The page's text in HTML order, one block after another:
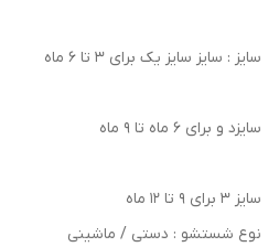
سایز : سایز سایز یک برای ۳ تا ۶ ماه
سایزد و برای ۶ ماه تا ۹ ماه
سایز ۳ برای ۹ تا ۱۲ ماه
نوع شستشو : دستی / ماشینی